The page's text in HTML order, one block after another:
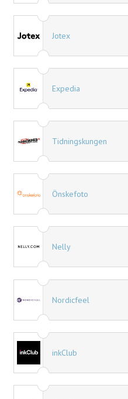
Jotex
Expedia
Tidningskungen
Önskefoto
Nelly
Nordicfeel
inkClub